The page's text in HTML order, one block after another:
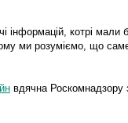
інформацій, котрі мали
ми розуміємо, що
вдячна Роскомнадзору